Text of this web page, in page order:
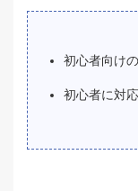
初心者向け
初心者に対